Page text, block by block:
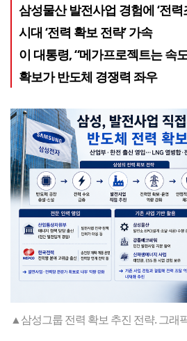
삼성물산 발전사업 경험에 ‘전
시대 ‘전력 확보 전략’ 가속
이 대통령, “메가프로젝트는 속
확보가 반도체 경쟁력 좌우
▲삼성그룹 전력 확보 추진 전략. 그래